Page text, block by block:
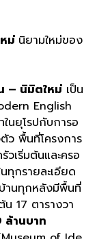
ม่ นิยามใหม่ของ
– นิมิตใหม่ เป็น
English
นยุโรปกับการอ
ว พื้นที่โครงการ
เริ่มต้นและครอ
ทุกรายละเอียด
านทุกหลังมีพื้นที่
น 17 ตารางวา
ล้านบาท